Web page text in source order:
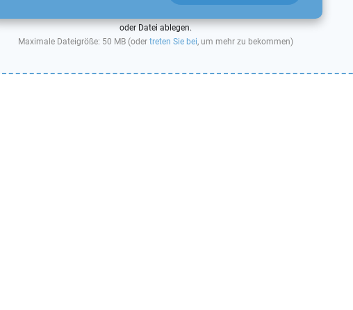
oder Datei ablegen.
Maximale Dateigröße: 50 MB (oder treten Sie bei, um mehr zu bekommen)